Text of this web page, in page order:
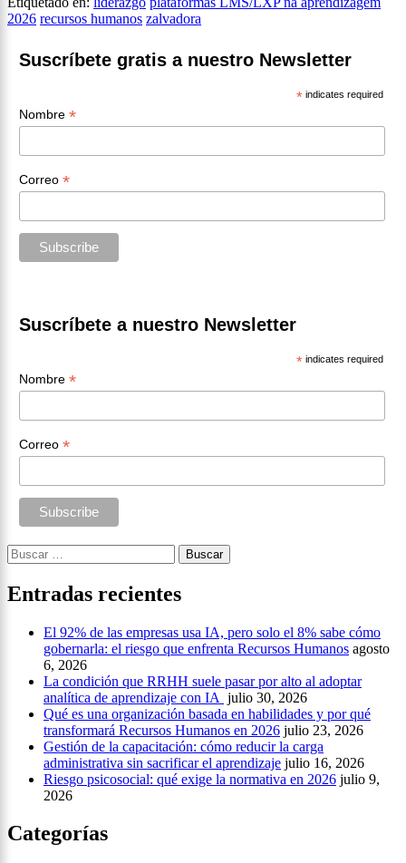
2026 recursos humanos zalvadora
Suscríbete gratis a nuestro Newsletter
* indicates required
Nombre *
Correo *
Suscríbete a nuestro Newsletter
* indicates required
Nombre *
Correo *
Buscar:
Entradas recientes
El 92% de las empresas usa IA, pero solo el 8% sabe cómo
gobernarla: el riesgo que enfrenta Recursos Humanos agosto
6, 2026
La condición que RRHH suele pasar por alto al adoptar
analítica de aprendizaje con IA julio 30, 2026
Qué es una organización basada en habilidades y por qué
transformará Recursos Humanos en 2026 julio 23, 2026
Gestión de la capacitación: cómo reducir la carga
administrativa sin sacrificar el aprendizaje julio 16, 2026
Riesgo psicosocial: qué exige la normativa en 2026 julio 9,
2026
Categorías